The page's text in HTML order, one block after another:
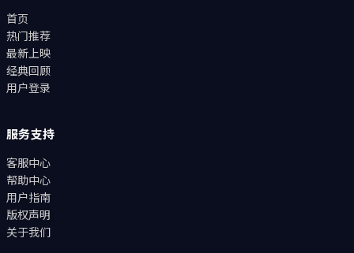
首页
热门推荐
最新上映
经典回顾
用户登录
服务支持
客服中心
帮助中心
用户指南
版权声明
关于我们